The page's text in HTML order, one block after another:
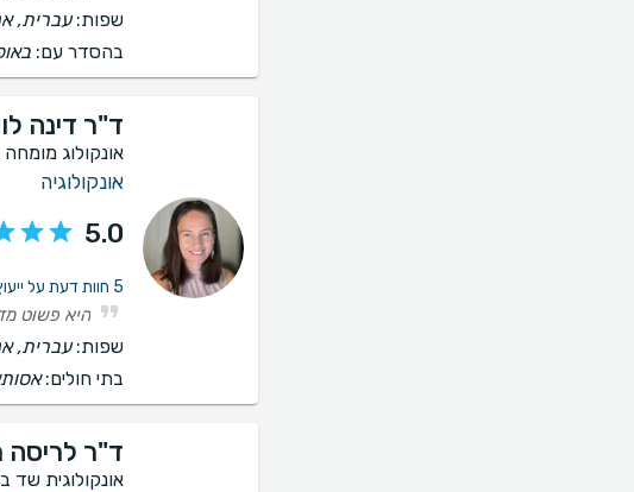
שפות:עברית,
בהסדר עם:
ד"ר דינה
אונקולוג
אונקולוגיה
5.0
5 חוות דעת על ייעוץ אונקולוגית שד
שפות:עברית,
בתי חולים:
ד"ר לריסה
אונקולוגית שד